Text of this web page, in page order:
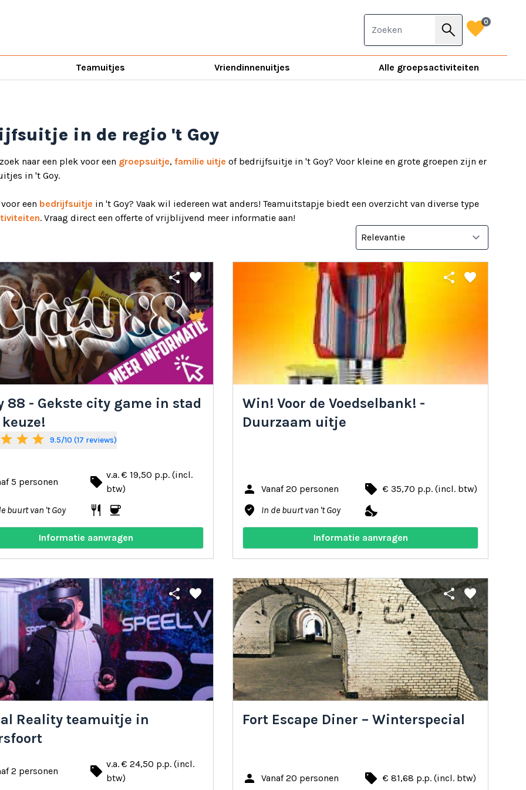
Teamuitjes Vriendinnenuitjes Alle groepsactiviteiten
search favorite0
in de regio 't Goy
naar een plek voor een groepsuitje, familie uitje of bedrijfsuitje in 't Goy? Voor kleine en grote groepen zijn er
in 't Goy.
een bedrijfsuitje in 't Goy? Vaak wil iedereen wat anders! Teamuitstapje biedt een overzicht van diverse type
. Vraag direct een offerte of vrijblijvend meer informatie aan!
share favorite
88 - Gekste city game in stad
star star star 9.5/10 (17 reviews)
5 personen local_offer v.a. € 19,50 p.p. (incl.
btw)
buurt van 't Goy restaurant coffee
Informatie aanvragen
share favorite
Win! Voor de Voedselbank! -
Duurzaam uitje
person Vanaf 20 personen local_offer € 35,70 p.p. (incl. btw)
where_to_vote In de buurt van 't Goy nights_stay
Informatie aanvragen
share favorite
Reality teamuitje in
2 personen local_offer v.a. € 24,50 p.p. (incl.
btw)
share favorite
Fort Escape Diner – Winterspecial
person Vanaf 20 personen local_offer € 81,68 p.p. (incl. btw)